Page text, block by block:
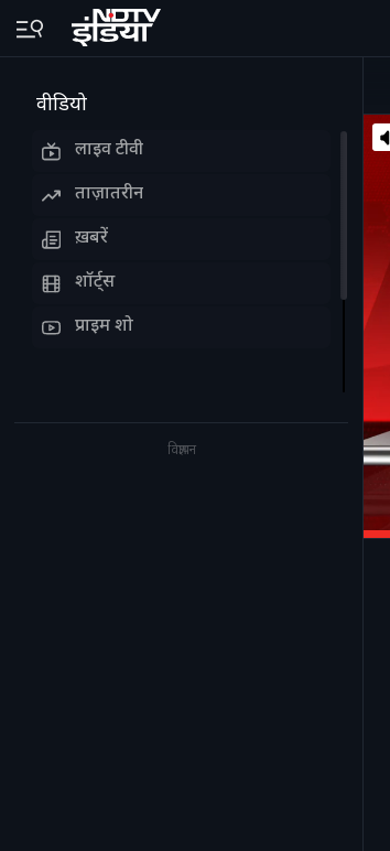
वीडियो
लाइव टीवी
ताज़ातरीन
ख़बरें
शॉर्ट्स
प्राइम शो
विज्ञापन